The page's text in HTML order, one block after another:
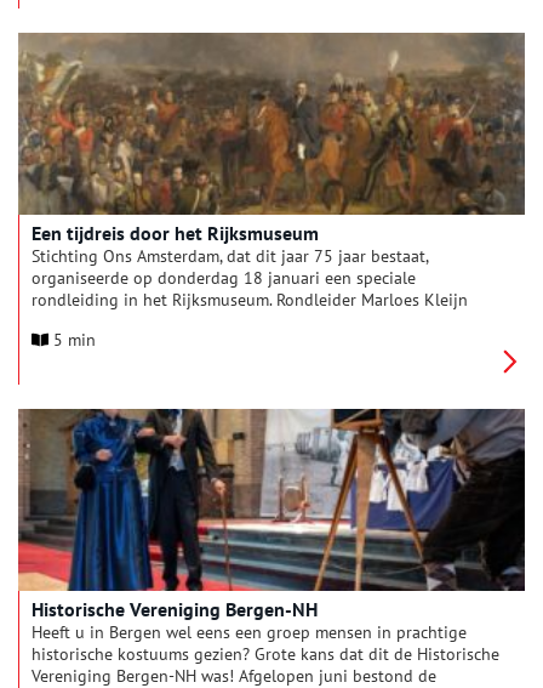
Een tijdreis door het Rijksmuseum
Stichting Ons Amsterdam, dat dit jaar 75 jaar bestaat,
organiseerde op donderdag 18 januari een speciale
rondleiding in het Rijksmuseum. Rondleider Marloes Kleijn
eeuw en twintigste eeuw: een periode van ongekende
5 min
Historische Vereniging Bergen-NH
Heeft u in Bergen wel eens een groep mensen in prachtige
historische kostuums gezien? Grote kans dat dit de Historische
Vereniging Bergen-NH was! Afgelopen juni bestond de